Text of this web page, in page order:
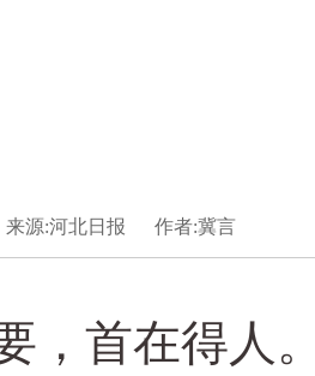
来源:河北日报 作者:冀言
，首在得人